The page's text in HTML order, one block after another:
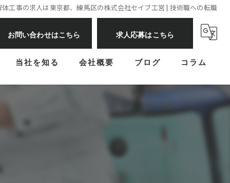
体工事の求人は東京都、練馬区の株式会社セイブ工営 | 技術職への転職
お問い合わせはこちら 求人応募はこちら
当社を知る
経験者
会社概要 ブログ コラム